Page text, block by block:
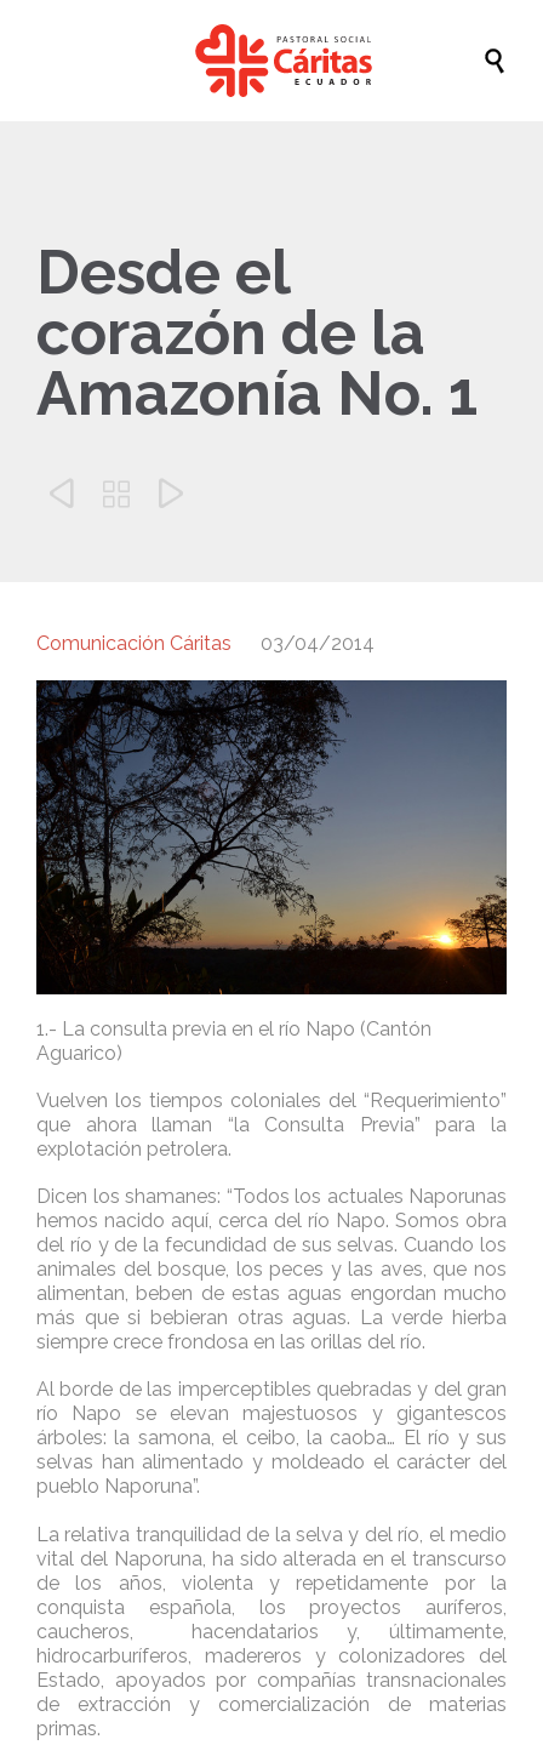

Desde el
corazón de la
Amazonía No. 1
  
Comunicación Cáritas 03/04/2014
1.- La consulta previa en el río Napo (Cantón
Aguarico)
Vuelven los tiempos coloniales del “Requerimiento”
que ahora llaman “la Consulta Previa” para la
explotación petrolera.
Dicen los shamanes: “Todos los actuales Naporunas
hemos nacido aquí, cerca del río Napo. Somos obra
del río y de la fecundidad de sus selvas. Cuando los
animales del bosque, los peces y las aves, que nos
alimentan, beben de estas aguas engordan mucho
más que si bebieran otras aguas. La verde hierba
siempre crece frondosa en las orillas del río.
Al borde de las imperceptibles quebradas y del gran
río Napo se elevan majestuosos y gigantescos
árboles: la samona, el ceibo, la caoba… El río y sus
selvas han alimentado y moldeado el carácter del
pueblo Naporuna”.
La relativa tranquilidad de la selva y del río, el medio
vital del Naporuna, ha sido alterada en el transcurso
de los años, violenta y repetidamente por la
conquista española, los proyectos auríferos,
caucheros, hacendatarios y, últimamente,
hidrocarburíferos, madereros y colonizadores del
Estado, apoyados por compañías transnacionales
de extracción y comercialización de materias
primas.